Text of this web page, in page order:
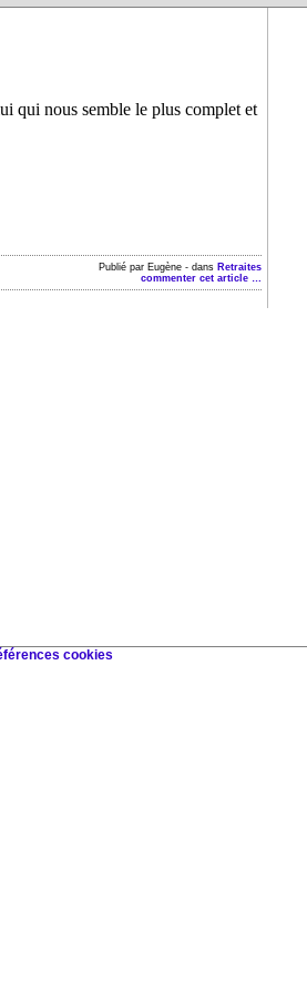
qui nous semble le plus complet et
Publié par Eugène -dans Retraites
commenter cet article …
cookies